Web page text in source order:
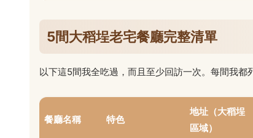
5間大稻埕老宅餐廳完整清單
以下這5間我全吃過，而且至少回訪一次。每間我都
餐廳名稱 特色
地址（大稻埕
區域）